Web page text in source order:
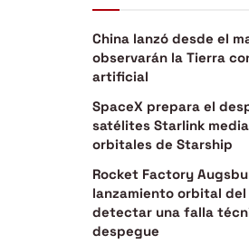
China lanzó desde el
observarán la Tierra
artificial
SpaceX prepara el
satélites Starlink
orbitales de Starship
Rocket Factory
lanzamiento orbital del
detectar una falla
despegue